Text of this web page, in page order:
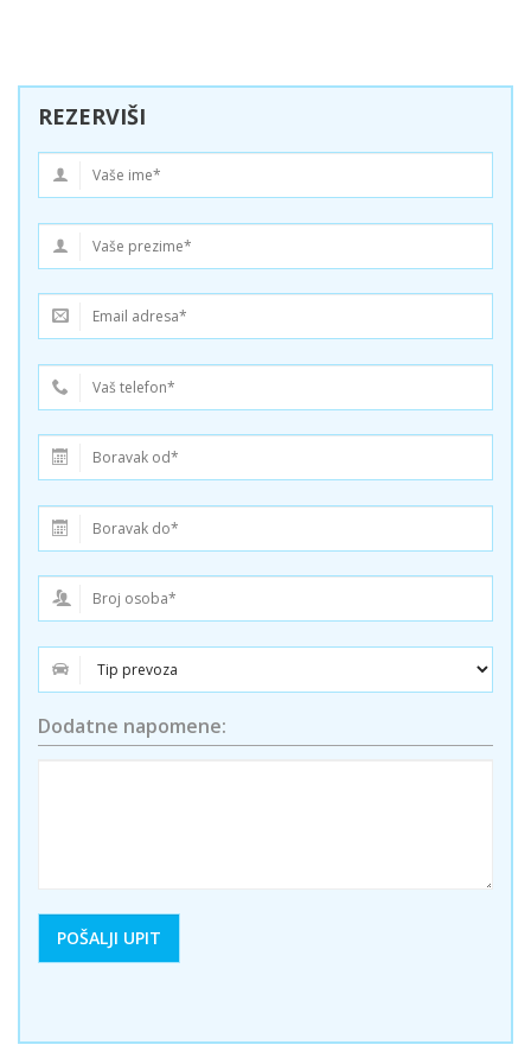
REZERVIŠI
Dodatne napomene: